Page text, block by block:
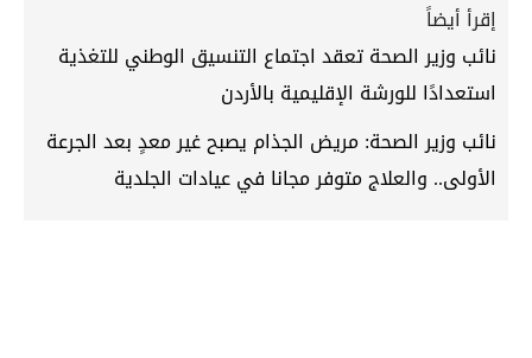
إقرأ أيضاً
نائب وزير الصحة تعقد اجتماع التنسيق الوطني للتغذية
استعدادًا للورشة الإقليمية بالأردن
نائب وزير الصحة: مريض الجذام يصبح غير معدٍ بعد الجرعة
الأولى.. والعلاج متوفر مجانا في عيادات الجلدية